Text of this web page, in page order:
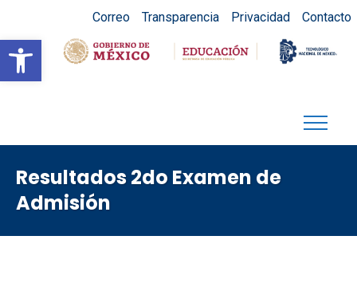
Abrir barra de herramientas
Correo Transparencia Privacidad Contacto
Resultados 2do Examen de
Admisión